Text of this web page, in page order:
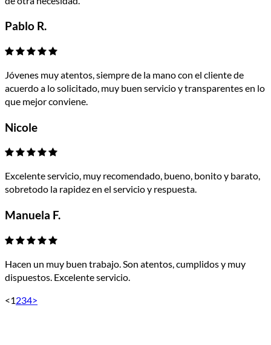
Pablo R.
Jóvenes muy atentos, siempre de la mano con el cliente de
acuerdo a lo solicitado, muy buen servicio y transparentes en lo
que mejor conviene.
Nicole
Excelente servicio, muy recomendado, bueno, bonito y barato,
sobretodo la rapidez en el servicio y respuesta.
Manuela F.
Hacen un muy buen trabajo. Son atentos, cumplidos y muy
dispuestos. Excelente servicio.
<1234>